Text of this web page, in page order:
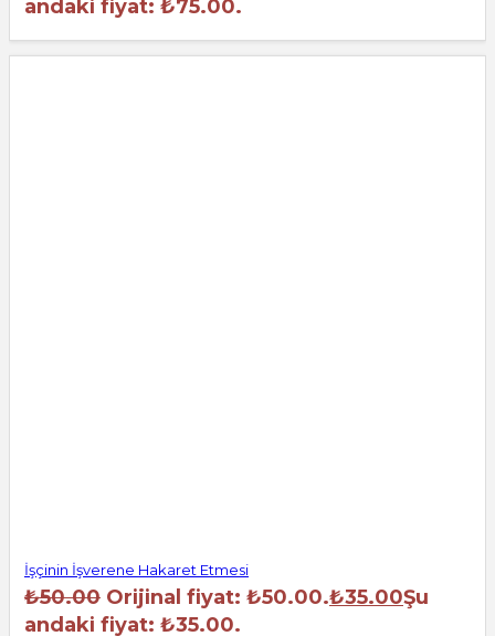
andaki fiyat: ₺75.00.
İşçinin İşverene Hakaret Etmesi
₺50.00 Orijinal fiyat: ₺50.00.₺35.00Şu
andaki fiyat: ₺35.00.